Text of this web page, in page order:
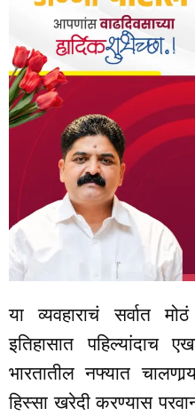
या व्यवहाराचं सर्वात
इतिहासात पहिल्यांदाच
भारतातील नफ्यात
हिस्सा खरेदी करण्यास